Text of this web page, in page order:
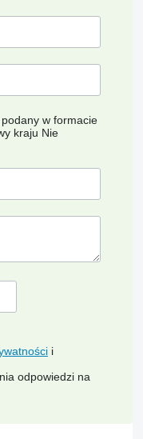
w formacie
kraju Nie
i
odpowiedzi na